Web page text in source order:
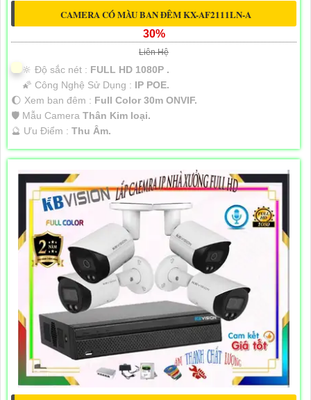
CAMERA CÓ MÀU BAN ĐÊM KX-AF2111LN-A
30%
Liên Hệ
🔆 Độ sắc nét : FULL HD 1080P .
🌠 Công Nghệ Sử Dụng : IP POE.
🌔 Xem ban đêm : Full Color 30m ONVIF.
🛡 Mẫu Camera Thân Kim loại.
️🔮 Ưu Điểm : Thu Âm.